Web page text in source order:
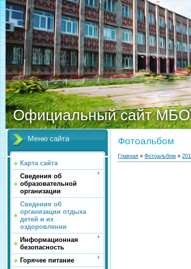
Официальный сайт
Меню сайта
Карта сайта
Сведения об
образовательной
организации
Сведения об
организации отдыха
детей и их
оздоровлении
Информационная
безопасность
Горячее питание
Фотоальбом
Главная » Фотоальбом »